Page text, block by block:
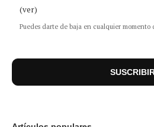
(ver)
Puedes darte de baja en cualquier momento